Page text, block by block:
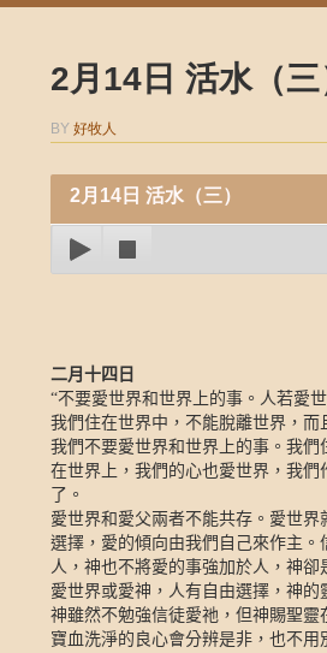
2月14日 活水（三
BY 好牧人
2月14日 活水（三）
二月十四日
“不要愛世界和世界上的事。人若愛
我們住在世界中，不能脫離世界，
我們不要愛世界和世界上的事。我
在世界上，我們的心也愛世界，我
了。
愛世界和愛父兩者不能共存。愛世
選擇，愛的傾向由我們自己來作主
人，神也不將愛的事強加於人，神卻
愛世界或愛神，人有自由選擇，神
神雖然不勉強信徒愛祂，但神賜聖
寶血洗淨的良心會分辨是非，也不